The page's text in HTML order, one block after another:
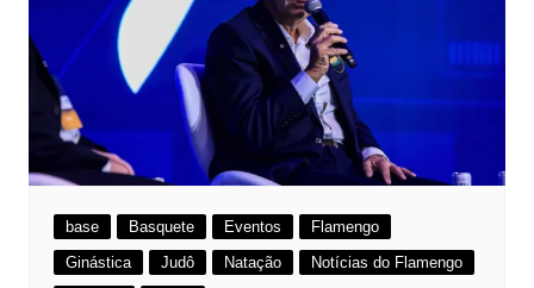
base Basquete Eventos
Flamengo
Ginástica
Judô Natação
Notícias do Flamengo